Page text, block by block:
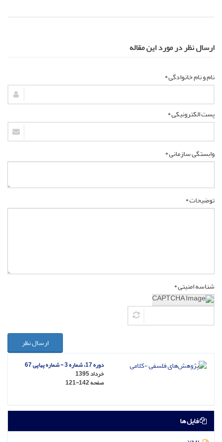
ارسال نظر در مورد این مقاله
نام و نام خانوادگی *
پست الکترونیکی *
وابستگی سازمانی *
توضیحات *
شناسه امنیتی *
ارسال نظر
دوره 17، شماره 3 - شماره پیاپی 67
خرداد 1395
صفحه121-142
فایل ها